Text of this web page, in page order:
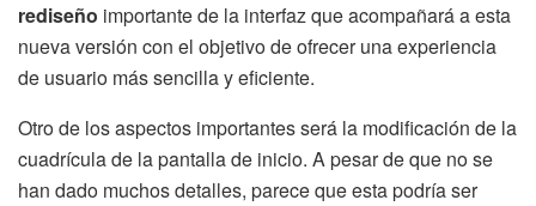
rediseño importante de la interfaz que acompañará a esta
nueva versión con el objetivo de ofrecer una experiencia
de usuario más sencilla y eficiente.
Otro de los aspectos importantes será la modificación de la
cuadrícula de la pantalla de inicio. A pesar de que no se
han dado muchos detalles, parece que esta podría ser